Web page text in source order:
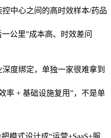
中心之间的高时效样本/药品
公里”成本高、时效差问
度绑定，单独一家很难拿到
率 + 基础设施复用”，不是单
模式设计成“运营+SaaS+服